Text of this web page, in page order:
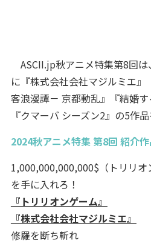
ASCII.jp秋アニメ特集第8回は
に『株式会社会社マジルミエ
客浪漫譚－ 京都動乱』『結婚す
『クマーバ シーズン2』の5作品
2024秋アニメ特集 第8回 紹介
1,000,000,000,000$（トリリオ
を手に入れろ！
『トリリオンゲーム』
『株式会社会社マジルミエ』
修羅を断ち斬れ